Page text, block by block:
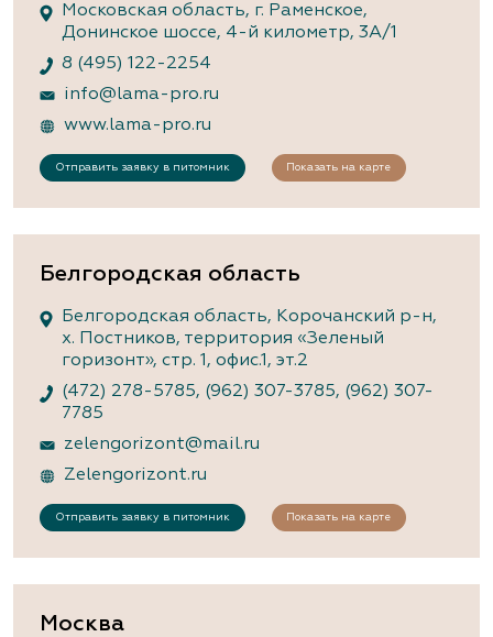
Московская область, г. Раменское,
Донинское шоссе, 4-й километр, 3А/1
8 (495) 122-2254
info@lama-pro.ru
www.lama-pro.ru
Отправить заявку в питомник Показать на карте
Белгородская область
Белгородская область, Корочанский р-н,
х. Постников, территория «Зеленый
горизонт», стр. 1, офис.1, эт.2
(472) 278-5785, (962) 307-3785, (962) 307-
7785
zelengorizont@mail.ru
Zelengorizont.ru
Отправить заявку в питомник Показать на карте
Москва